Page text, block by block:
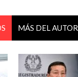
MÁS DEL AUTOR